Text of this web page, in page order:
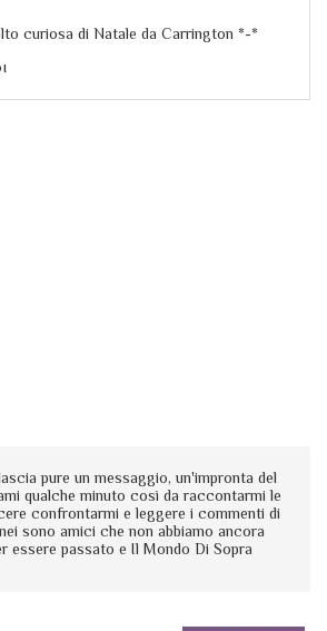
curiosa di Natale da Carrington *-*
pure un messaggio, un'impronta del
qualche minuto così da raccontarmi le
confrontarmi e leggere i commenti di
sono amici che non abbiamo ancora
essere passato e Il Mondo Di Sopra